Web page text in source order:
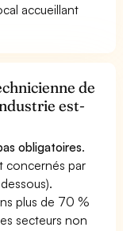
accueillant
de
est-
obligatoires.
concernés par
plus de 70 %
secteurs non